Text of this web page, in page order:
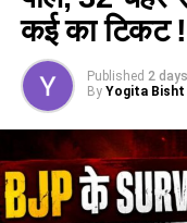
प्रशासन द्वारा
की कार्रवाई भी की गई।
बल तैनात है और लोगों से
RELATED TOPICS:
DEHRADUN BJP
DEHRADUN BJP
DEHRADUN NEWS
कई का टिकट !
Published 2
By Yogita Bisht